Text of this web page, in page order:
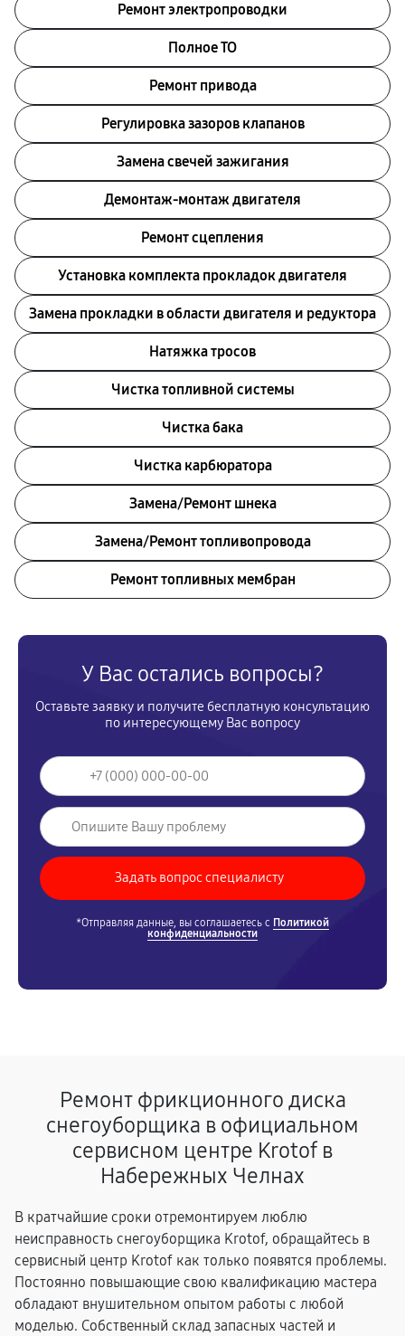
Ремонт электропроводки
Полное ТО
Ремонт привода
Регулировка зазоров клапанов
Замена свечей зажигания
Демонтаж-монтаж двигателя
Ремонт сцепления
Установка комплекта прокладок двигателя
Замена прокладки в области двигателя и редуктора
Натяжка тросов
Чистка топливной системы
Чистка бака
Чистка карбюратора
Замена/Pемонт шнека
Замена/Pемонт топливопровода
Ремонт топливных мембран
У Вас остались вопросы?
Оставьте заявку и получите бесплатную консультацию
по интересующему Вас вопросу
*Отправляя данные, вы соглашаетесь с Политикой
конфиденциальности
Ремонт фрикционного диска
снегоуборщика в официальном
сервисном центре Krotof в
Набережных Челнах
В кратчайшие сроки отремонтируем люблю
неисправность снегоуборщика Krotof, обращайтесь в
сервисный центр Krotof как только появятся проблемы.
Постоянно повышающие свою квалификацию мастера
обладают внушительном опытом работы с любой
моделью. Собственный склад запасных частей и